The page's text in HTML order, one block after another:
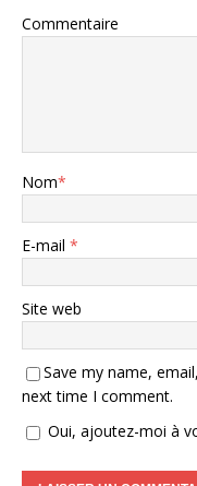
Commentaire
Nom*
E-mail *
Site web
Save my name,
next time I comment.
Oui, ajoutez-moi à